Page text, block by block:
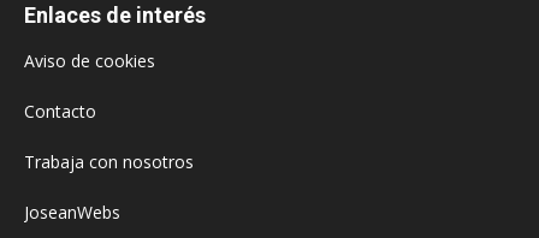
Enlaces de interés
Aviso de cookies
Contacto
Trabaja con nosotros
JoseanWebs